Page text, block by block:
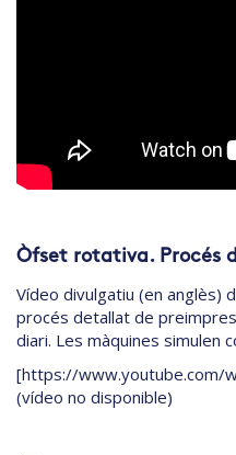
Òfset rotativa. Procés
Vídeo divulgatiu (en anglès)
procés detallat de
diari. Les màquines simulen
[https://www.youtube.com/
(vídeo no disponible)